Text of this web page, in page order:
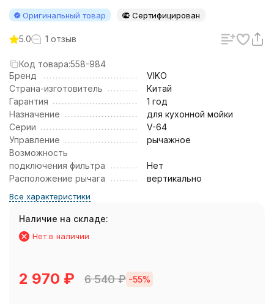
Оригинальный товар Сертифицирован
5.0 1 отзыв
Код товара:558-984
Бренд
VIKO
Страна-изготовитель
Китай
Гарантия
1 год
Назначение
для кухонной мойки
Серии
V-64
Управление
рычажное
Возможность
подключения фильтра
Нет
Расположение рычага
вертикально
Все характеристики
Наличие на складе:
Нет в наличии
2 970 ₽ 6 540₽ -55%